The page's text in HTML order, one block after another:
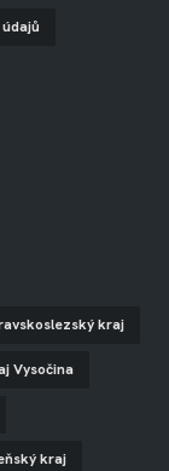
kraj
Vysočina
kraj